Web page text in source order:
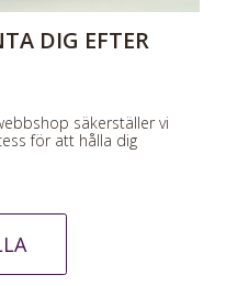
DIG EFTER
säkerställer vi
för att hålla dig